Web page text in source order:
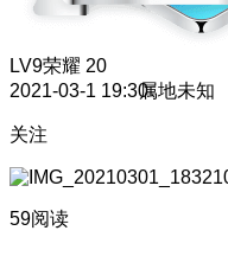
LV9荣耀 20
2021-03-1 19:30属地未知
关注
59阅读